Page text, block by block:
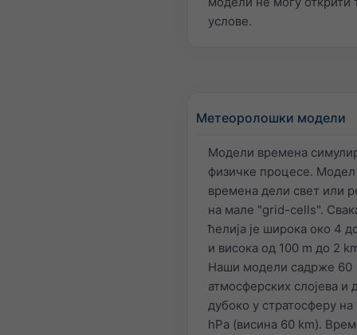
услове.
Метеоролошки модели
Модели времена
физичке процесе. Модел
времена дели свет или
на мале "grid-cells".
ћелија је широка око 4
и висока од 100 m до 2
Наши модели садрже 60
атмосферских слојева и
дубоко у стратосферу на
hPa (висина 60 km).